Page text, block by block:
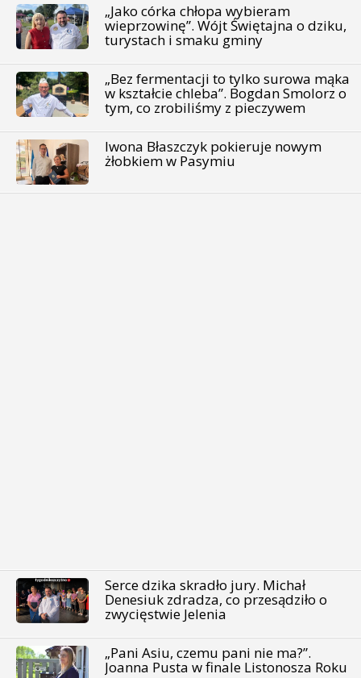
„Jako córka chłopa wybieram
wieprzowinę”. Wójt Świętajna o dziku,
turystach i smaku gminy
„Bez fermentacji to tylko surowa mąka
w kształcie chleba”. Bogdan Smolorz o
tym, co zrobiliśmy z pieczywem
Iwona Błaszczyk pokieruje nowym
żłobkiem w Pasymiu
Serce dzika skradło jury. Michał
Denesiuk zdradza, co przesądziło o
zwycięstwie Jelenia
„Pani Asiu, czemu pani nie ma?”.
Joanna Pusta w finale Listonosza Roku